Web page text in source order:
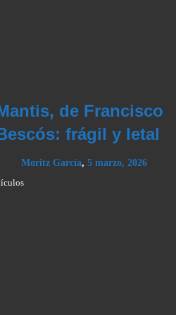
de Francisco
frágil y letal
Moritz García, 5 marzo, 2026